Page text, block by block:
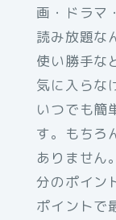
画・ドラマ
読み放題な
使い勝手な
気に入らな
いつでも簡
す。もちろ
ありません
分のポイン
ポイントで